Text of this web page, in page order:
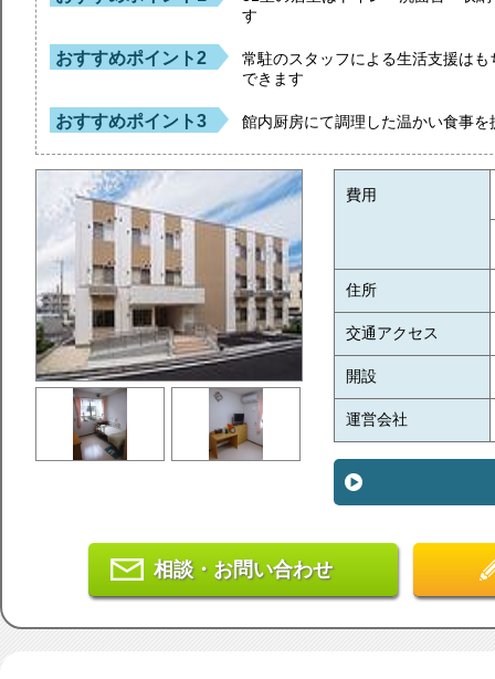
す
おすすめポイント2
常駐のスタッフによる生活支援は
できます
おすすめポイント3 館内厨房にて調理した温かい食事を
費用
住所
交通アクセス
開設
運営会社
相談・お問い合わせ